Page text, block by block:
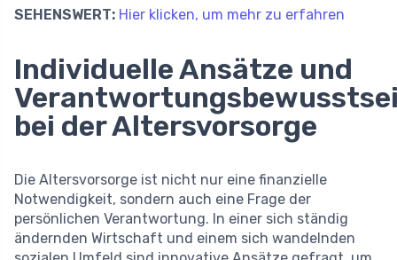
SEHENSWERT: Hier klicken, um mehr zu erfahren
Individuelle Ansätze und
bei der Altersvorsorge
Die Altersvorsorge ist nicht nur eine finanzielle
Notwendigkeit, sondern auch eine Frage der
persönlichen Verantwortung. In einer sich ständig
ändernden Wirtschaft und einem sich wandelnden